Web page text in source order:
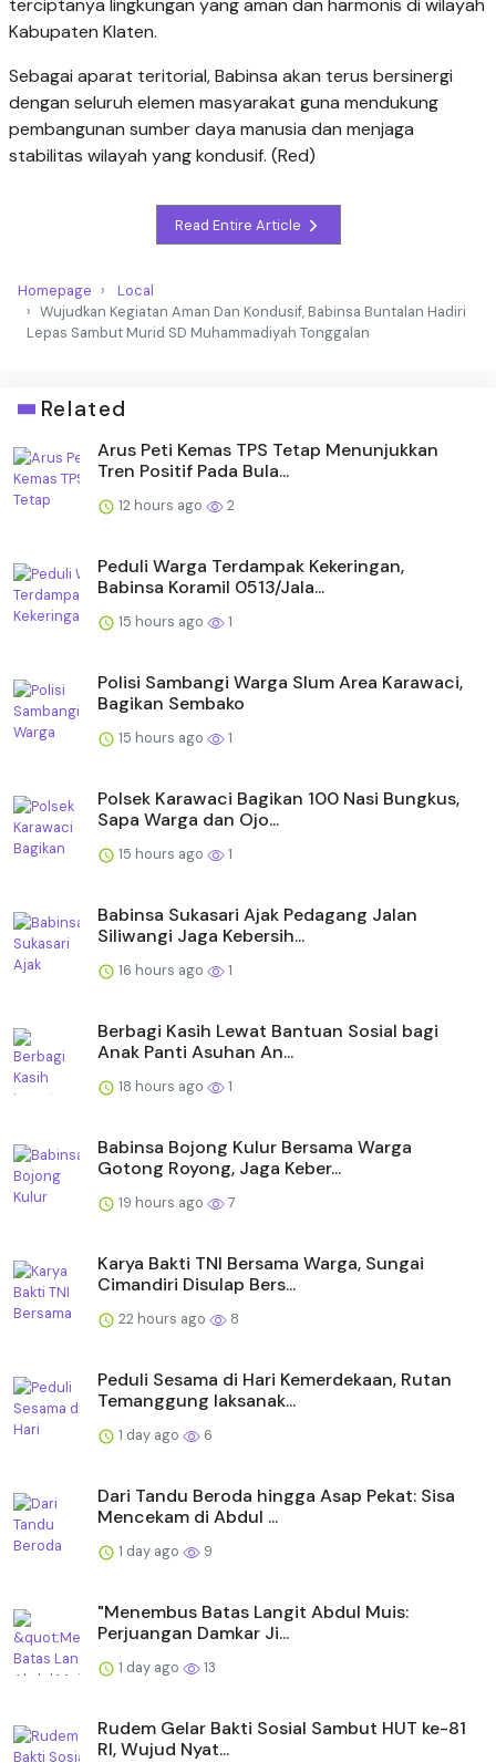
terciptanya lingkungan yang aman dan harmonis di wilayah
Kabupaten Klaten.
Sebagai aparat teritorial, Babinsa akan terus bersinergi
dengan seluruh elemen masyarakat guna mendukung
pembangunan sumber daya manusia dan menjaga
stabilitas wilayah yang kondusif. (Red)
Read Entire Article
Homepage
Local
Wujudkan Kegiatan Aman Dan Kondusif, Babinsa Buntalan Hadiri
Lepas Sambut Murid SD Muhammadiyah Tonggalan
Related
Arus Peti Kemas TPS Tetap Menunjukkan
Tren Positif Pada Bula...
12 hours ago 2
Peduli Warga Terdampak Kekeringan,
Babinsa Koramil 0513/Jala...
15 hours ago 1
Polisi Sambangi Warga Slum Area Karawaci,
Bagikan Sembako
15 hours ago 1
Polsek Karawaci Bagikan 100 Nasi Bungkus,
Sapa Warga dan Ojo...
15 hours ago 1
Babinsa Sukasari Ajak Pedagang Jalan
Siliwangi Jaga Kebersih...
16 hours ago 1
Berbagi Kasih Lewat Bantuan Sosial bagi
Anak Panti Asuhan An...
18 hours ago 1
Babinsa Bojong Kulur Bersama Warga
Gotong Royong, Jaga Keber...
19 hours ago 7
Karya Bakti TNI Bersama Warga, Sungai
Cimandiri Disulap Bers...
22 hours ago 8
Peduli Sesama di Hari Kemerdekaan, Rutan
Temanggung laksanak...
1 day ago 6
Dari Tandu Beroda hingga Asap Pekat: Sisa
Mencekam di Abdul ...
1 day ago 9
"Menembus Batas Langit Abdul Muis:
Perjuangan Damkar Ji...
1 day ago 13
Rudem Gelar Bakti Sosial Sambut HUT ke-81
RI, Wujud Nyat...